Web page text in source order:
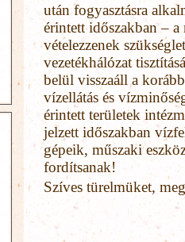
után fogyasztásra
érintett időszakban –
vételezzenek
vezetékhálózat
belül visszaáll a
vízellátás és
érintett területek
jelzett időszakban
gépeik, műszaki
fordítsanak!
Szíves türelmüket,